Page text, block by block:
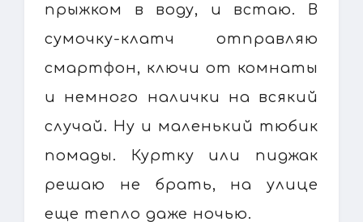
прыжком в воду, и встаю. В
сумочку-клатч отправляю
смартфон, ключи от комнаты
и немного налички на всякий
случай. Ну и маленький тюбик
помады. Куртку или пиджак
решаю не брать, на улице
еще тепло даже ночью.